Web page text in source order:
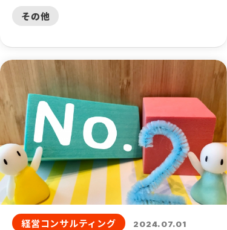
す！
その他
経営コンサルティング 2024.07.01